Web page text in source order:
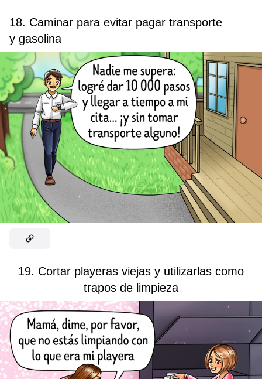
18. Caminar para evitar pagar transporte
y gasolina
19. Cortar playeras viejas y utilizarlas como
trapos de limpieza